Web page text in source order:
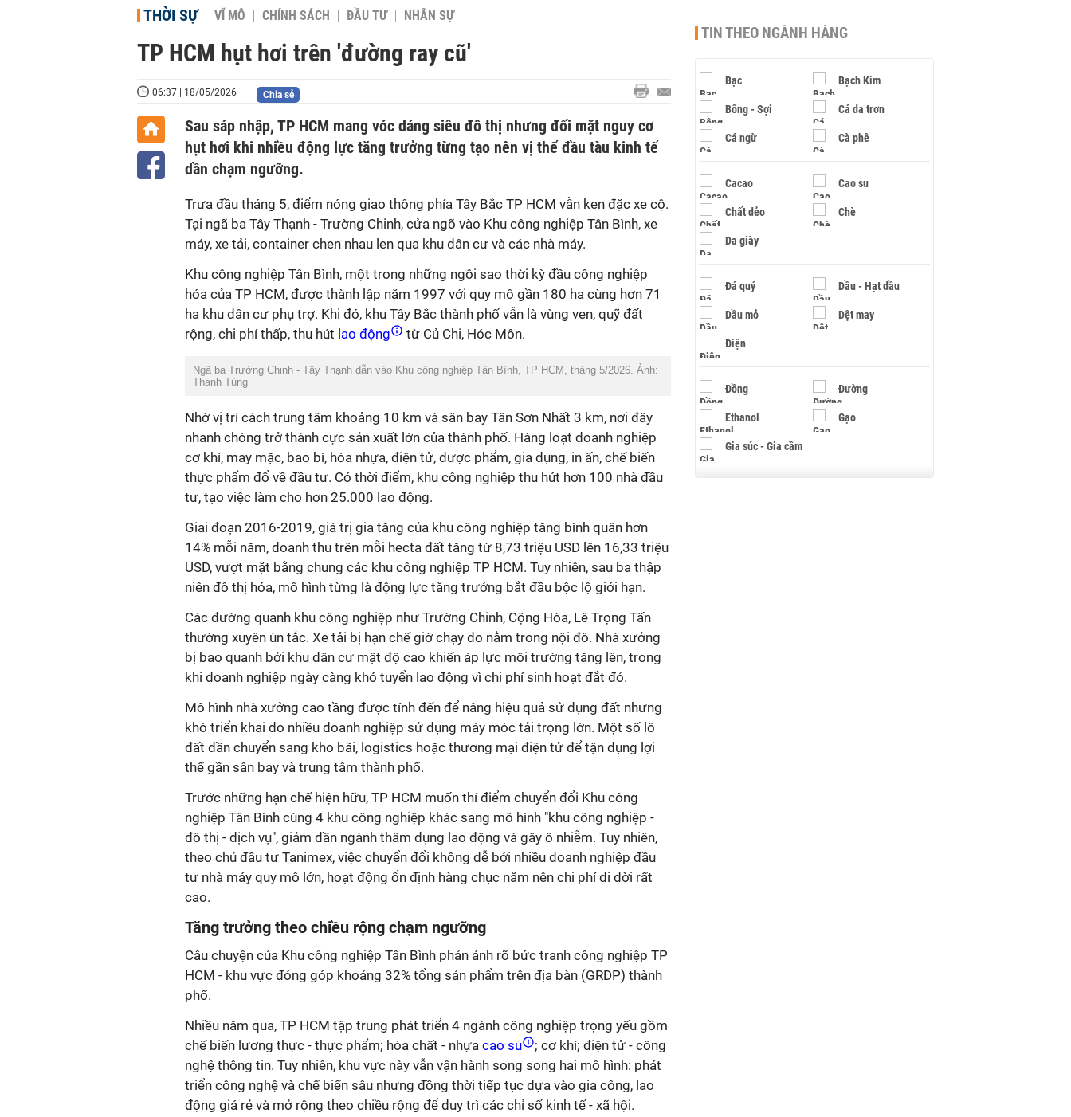
THỜI SỰ VĨ MÔ CHÍNH SÁCH ĐẦU TƯ NHÂN SỰ
TP HCM hụt hơi trên 'đường ray cũ'
06:37 | 18/05/2026 Chia sẻ
Sau sáp nhập, TP HCM mang vóc dáng siêu đô thị nhưng đối mặt nguy cơ
hụt hơi khi nhiều động lực tăng trưởng từng tạo nên vị thế đầu tàu kinh tế
dần chạm ngưỡng.
Trưa đầu tháng 5, điểm nóng giao thông phía Tây Bắc TP HCM vẫn ken đặc xe cộ.
Tại ngã ba Tây Thạnh - Trường Chinh, cửa ngõ vào Khu công nghiệp Tân Bình, xe
máy, xe tải, container chen nhau len qua khu dân cư và các nhà máy.
Khu công nghiệp Tân Bình, một trong những ngôi sao thời kỳ đầu công nghiệp
hóa của TP HCM, được thành lập năm 1997 với quy mô gần 180 ha cùng hơn 71
ha khu dân cư phụ trợ. Khi đó, khu Tây Bắc thành phố vẫn là vùng ven, quỹ đất
rộng, chi phí thấp, thu hút lao động từ Củ Chi, Hóc Môn.
Ngã ba Trường Chinh - Tây Thạnh dẫn vào Khu công nghiệp Tân Bình, TP HCM, tháng 5/2026. Ảnh:
Thanh Tùng
Nhờ vị trí cách trung tâm khoảng 10 km và sân bay Tân Sơn Nhất 3 km, nơi đây
nhanh chóng trở thành cực sản xuất lớn của thành phố. Hàng loạt doanh nghiệp
cơ khí, may mặc, bao bì, hóa nhựa, điện tử, dược phẩm, gia dụng, in ấn, chế biến
thực phẩm đổ về đầu tư. Có thời điểm, khu công nghiệp thu hút hơn 100 nhà đầu
tư, tạo việc làm cho hơn 25.000 lao động.
Giai đoạn 2016-2019, giá trị gia tăng của khu công nghiệp tăng bình quân hơn
14% mỗi năm, doanh thu trên mỗi hecta đất tăng từ 8,73 triệu USD lên 16,33 triệu
USD, vượt mặt bằng chung các khu công nghiệp TP HCM. Tuy nhiên, sau ba thập
niên đô thị hóa, mô hình từng là động lực tăng trưởng bắt đầu bộc lộ giới hạn.
Các đường quanh khu công nghiệp như Trường Chinh, Cộng Hòa, Lê Trọng Tấn
thường xuyên ùn tắc. Xe tải bị hạn chế giờ chạy do nằm trong nội đô. Nhà xưởng
bị bao quanh bởi khu dân cư mật độ cao khiến áp lực môi trường tăng lên, trong
khi doanh nghiệp ngày càng khó tuyển lao động vì chi phí sinh hoạt đắt đỏ.
Mô hình nhà xưởng cao tầng được tính đến để nâng hiệu quả sử dụng đất nhưng
khó triển khai do nhiều doanh nghiệp sử dụng máy móc tải trọng lớn. Một số lô
đất dần chuyển sang kho bãi, logistics hoặc thương mại điện tử để tận dụng lợi
thế gần sân bay và trung tâm thành phố.
Trước những hạn chế hiện hữu, TP HCM muốn thí điểm chuyển đổi Khu công
nghiệp Tân Bình cùng 4 khu công nghiệp khác sang mô hình "khu công nghiệp -
đô thị - dịch vụ", giảm dần ngành thâm dụng lao động và gây ô nhiễm. Tuy nhiên,
theo chủ đầu tư Tanimex, việc chuyển đổi không dễ bởi nhiều doanh nghiệp đầu
tư nhà máy quy mô lớn, hoạt động ổn định hàng chục năm nên chi phí di dời rất
cao.
Tăng trưởng theo chiều rộng chạm ngưỡng
Câu chuyện của Khu công nghiệp Tân Bình phản ánh rõ bức tranh công nghiệp TP
HCM - khu vực đóng góp khoảng 32% tổng sản phẩm trên địa bàn (GRDP) thành
phố.
Nhiều năm qua, TP HCM tập trung phát triển 4 ngành công nghiệp trọng yếu gồm
chế biến lương thực - thực phẩm; hóa chất - nhựa cao su
; cơ khí; điện tử - công
nghệ thông tin. Tuy nhiên, khu vực này vẫn vận hành song song hai mô hình: phát
triển công nghệ và chế biến sâu nhưng đồng thời tiếp tục dựa vào gia công, lao
động giá rẻ và mở rộng theo chiều rộng để duy trì các chỉ số kinh tế - xã hội.
TIN THEO NGÀNH HÀNG
Bạc Bạch Kim
Bông - Sợi Cá da trơn
Cá ngừ Cà phê
Cacao Cao su
Chất dẻo Chè
Da giày
Đá quý Dầu - Hạt dầu
Dầu mỏ Dệt may
Điện
Đồng Đường
Ethanol Gạo
Gia súc - Gia cầm